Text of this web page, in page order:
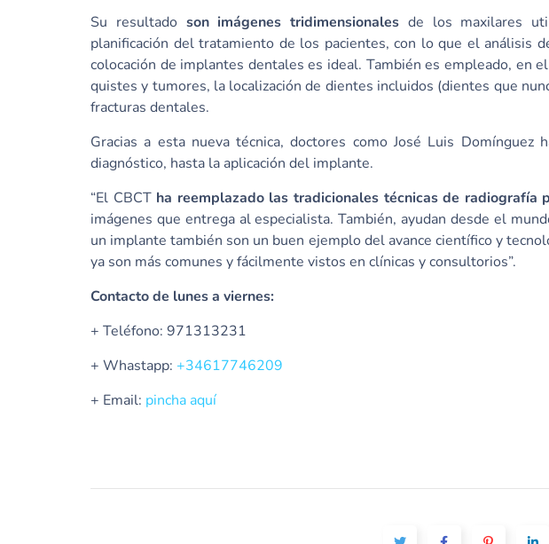
Su resultado son imágenes tridimensionales de los maxilares
planificación del tratamiento de los pacientes, con lo que el análisis
colocación de implantes dentales es ideal. También es empleado, en
quistes y tumores, la localización de dientes incluidos (dientes que
fracturas dentales.
Gracias a esta nueva técnica, doctores como José Luis
diagnóstico, hasta la aplicación del implante.
“El CBCT ha reemplazado las tradicionales técnicas de radiografía
imágenes que entrega al especialista. También, ayudan desde el
un implante también son un buen ejemplo del avance científico y
ya son más comunes y fácilmente vistos en clínicas y consultorios”.
Contacto de lunes a viernes:
+ Teléfono: 971313231
+ Whastapp: +34617746209
+ Email: pincha aquí